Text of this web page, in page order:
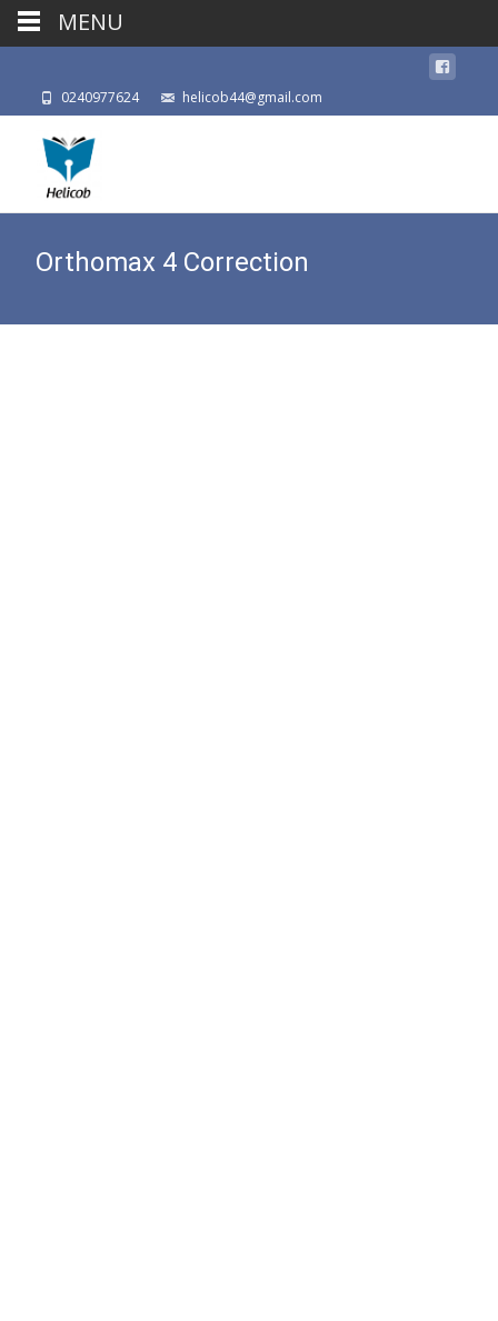
0240977624 helicob44@gmail.com
Orthomax 4 Correction
MENU